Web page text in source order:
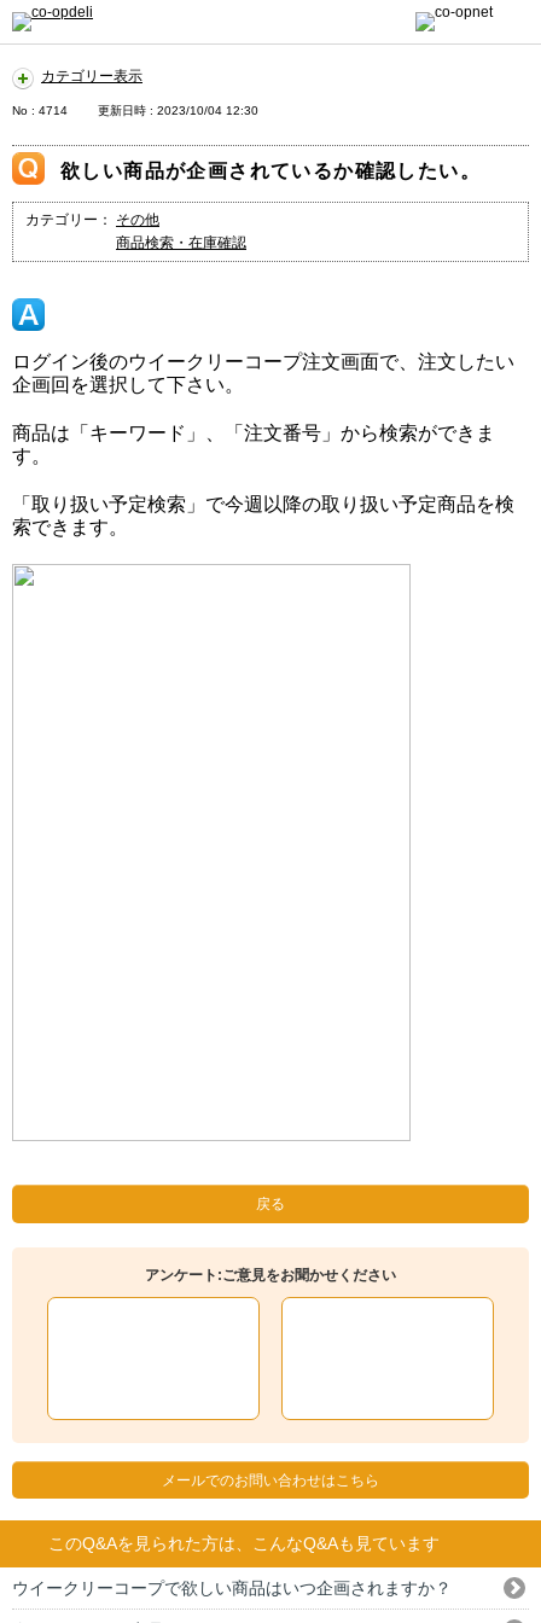
カテゴリー表示
No : 4714 更新日時 : 2023/10/04 12:30
欲しい商品が企画されているか確認したい。
カテゴリー：
その他
商品検索・在庫確認
ログイン後のウイークリーコープ注文画面で、注文したい
企画回を選択して下さい。
商品は「キーワード」、「注文番号」から検索ができま
す。
「取り扱い予定検索」で今週以降の取り扱い予定商品を検
索できます。
戻る
アンケート:ご意見をお聞かせください
メールでのお問い合わせはこちら
このQ&Aを見られた方は、こんなQ&Aも見ています
ウイークリーコープで欲しい商品はいつ企画されますか？